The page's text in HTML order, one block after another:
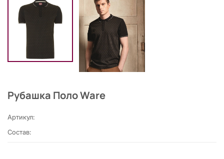
Рубашка Поло Ware
Артикул:
Состав: